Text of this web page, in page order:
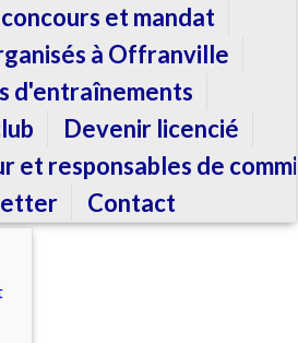
concours et mandat
à Offranville
d'entraînements
Devenir licencié
et responsables de
Contact